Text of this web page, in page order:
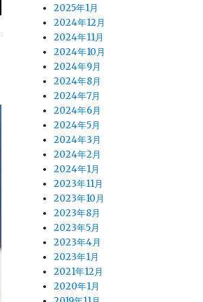
2025年1月
2024年12月
2024年11月
2024年10月
2024年9月
2024年8月
2024年7月
2024年6月
2024年5月
2024年3月
2024年2月
2024年1月
2023年11月
2023年10月
2023年8月
2023年5月
2023年4月
2023年1月
2021年12月
2020年1月